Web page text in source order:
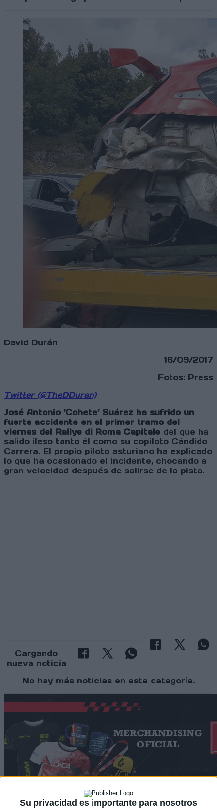
Su privacidad es importante para nosotros
David Durán
16/09/2017
Fotos: Press
Twitter (@TheDDuran)
José Antonio ‘Cohete’ Suárez ha sufrido un
fuerte accidente en el primer tramo del
viernes del Rallye di Roma Capitale del que ha
salido ileso tanto él como su copiloto Cándido
Carrera. El propio piloto asturiano ha explicado
lo que ha ocasionado el incidente, chocando a
gran velocidad después de salirse de la pista.
Cargando
nueva noticia
No hay más noticias en esta categoría.